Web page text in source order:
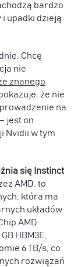
bardzo
upadki dzieją
Chcę
nie
znanego
że nie
na
jest on
Nvidii w tym
się Instinct
AMD, to
która ma
układów
AMD
HBM3E,
6 TB/s, co
rozwiązań